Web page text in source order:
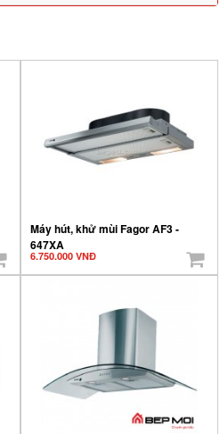
Máy hút, khử mùi Fagor AF3 -
647XA
6.750.000 VNĐ